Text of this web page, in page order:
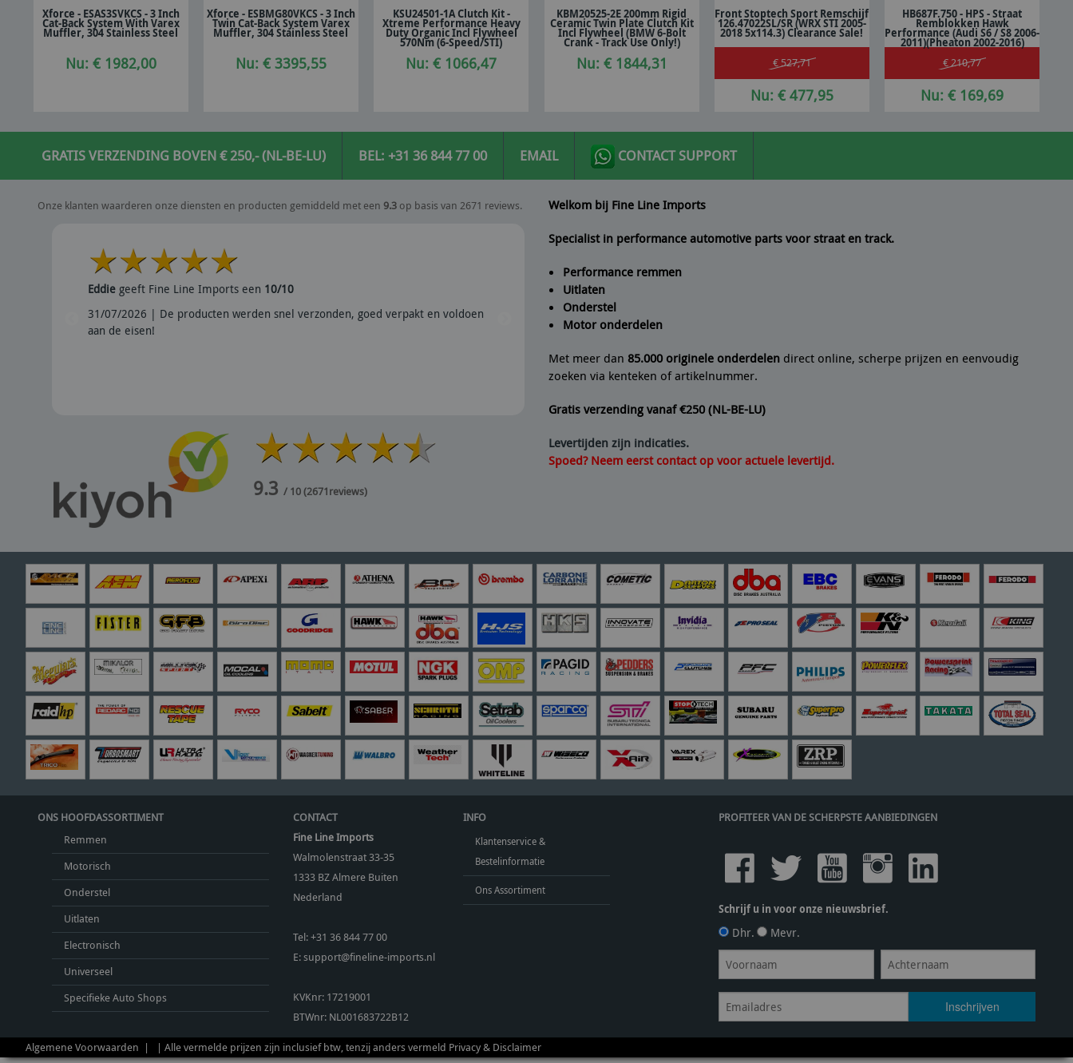
In winkelwagen
Xforce - ESAS3SVKCS - 3 Inch
Cat-Back System With Varex
Muffler, 304 Stainless Steel
Nu: € 1982,00
In winkelwagen
Xforce - ESBMG80VKCS - 3 Inch
Twin Cat-Back System Varex
Muffler, 304 Stainless Steel
Nu: € 3395,55
In winkelwagen
KSU24501-1A Clutch Kit -
Xtreme Performance Heavy
Duty Organic Incl Flywheel
570Nm (6-Speed/STI)
Nu: € 1066,47
In winkelwagen
KBM20525-2E 200mm Rigid
Ceramic Twin Plate Clutch Kit
Incl Flywheel (BMW 6-Bolt
Crank - Track Use Only!)
Nu: € 1844,31
In winkelwagen
Front Stoptech Sport Remschijf
126.47022SL/SR (WRX STI 2005-
2018 5x114.3) Clearance Sale!
€ 527,71
Nu: € 477,95
In winkelwagen
HB687F.750 - HPS - Straat
Remblokken Hawk
Performance (Audi S6 / S8 2006-
2011)(Pheaton 2002-2016)
€ 210,77
Nu: € 169,69
GRATIS VERZENDING BOVEN € 250,- (NL-BE-LU) BEL: +31 36 844 77 00 EMAIL CONTACT SUPPORT
Onze klanten waarderen onze diensten en producten gemiddeld met een 9.3 op basis van 2671 reviews.
Eddiegeeft Fine Line Imports een 10/10
31/07/2026 | De producten werden snel verzonden, goed verpakt en voldoen
aan de eisen!
Petergeeft Fine Line Imports een
28/07/2026 | Snel verzonden en artikel helemaal volgens de beschrijving. Een
aanrader dus.
9.3/ 10(2671reviews)
Welkom bij Fine Line Imports
Specialist in performance automotive parts voor straat en track.
Performance remmen
Uitlaten
Onderstel
Motor onderdelen
Met meer dan 85.000 originele onderdelen direct online, scherpe prijzen en eenvoudig
zoeken via kenteken of artikelnummer.
Gratis verzending vanaf €250 (NL-BE-LU)
Levertijden zijn indicaties.
Spoed? Neem eerst contact op voor actuele levertijd.
ONS HOOFDASSORTIMENT
Remmen
Motorisch
Onderstel
Uitlaten
Electronisch
Universeel
Specifieke Auto Shops
CONTACT
Fine Line Imports
Walmolenstraat 33-35
1333 BZAlmere Buiten
Nederland
Tel:+31 36 844 77 00
E:support@fineline-imports.nl
KVKnr: 17219001
BTWnr: NL001683722B12
INFO
Klantenservice &
Bestelinformatie
Ons Assortiment
PROFITEER VAN DE SCHERPSTE AANBIEDINGEN
Schrijf u in voor onze nieuwsbrief.
Dhr. Mevr.
Algemene Voorwaarden | | Alle vermelde prijzen zijn inclusief btw, tenzij anders vermeld Privacy & Disclaimer